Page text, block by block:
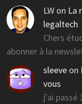
LW on La
legaltech
Chers
abonner à la
sleeve on
vous
j'ai passé